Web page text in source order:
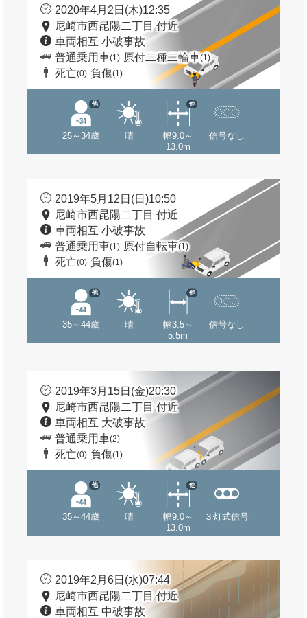
2020年4月2日(木)12:35
尼崎市西昆陽二丁目 付近
車両相互 小破事故
普通乗用車(1) 原付二種二輪車(1)
死亡(0) 負傷(1)
25～34歳
他
晴
幅9.0～
13.0m
他
信号なし
2019年5月12日(日)10:50
尼崎市西昆陽二丁目 付近
車両相互 小破事故
普通乗用車(1) 原付自転車(1)
死亡(0) 負傷(1)
35～44歳
他
晴
幅3.5～
5.5m
他
信号なし
2019年3月15日(金)20:30
尼崎市西昆陽二丁目 付近
車両相互 大破事故
普通乗用車(2)
死亡(0) 負傷(1)
35～44歳
他
晴
幅9.0～
13.0m
他
３灯式信号
2019年2月6日(水)07:44
尼崎市西昆陽二丁目 付近
車両相互 中破事故